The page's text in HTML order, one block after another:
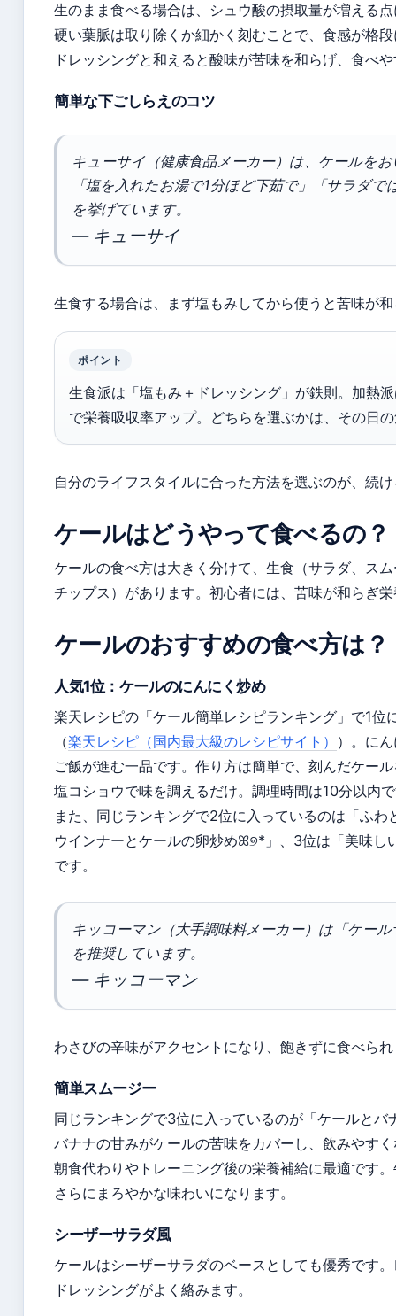
生のまま食べる場合は、シュウ酸の摂取量が増える
硬い葉脈は取り除くか細かく刻むことで、食感が格
ドレッシングと和えると酸味が苦味を和らげ、食べ
簡単な下ごしらえのコツ
キューサイ（健康食品メーカー）は、ケールを
「塩を入れたお湯で1分ほど下茹で」「サラダ
を挙げています。
— キューサイ
生食する場合は、まず塩もみしてから使うと苦味が
ポイント
生食派は「塩もみ＋ドレッシング」が鉄則。加熱
で栄養吸収率アップ。どちらを選ぶかは、その日
自分のライフスタイルに合った方法を選ぶのが、続
ケールはどうやって食べるの？
ケールの食べ方は大きく分けて、生食（サラダ、ス
チップス）があります。初心者には、苦味が和らぎ
ケールのおすすめの食べ方は？
人気1位：ケールのにんにく炒め
楽天レシピの「ケール簡単レシピランキング」で1
（楽天レシピ（国内最大級のレシピサイト） ）。に
ご飯が進む一品です。作り方は簡単で、刻んだケー
塩コショウで味を調えるだけ。調理時間は10分以内
また、同じランキングで2位に入っているのは「ふ
ウインナーとケールの卵炒めꕤ୭*」、3位は「美味
です。
キッコーマン（大手調味料メーカー）は「ケー
を推奨しています。
— キッコーマン
わさびの辛味がアクセントになり、飽きずに食べら
簡単スムージー
同じランキングで3位に入っているのが「ケールとバ
バナナの甘みがケールの苦味をカバーし、飲みやす
朝食代わりやトレーニング後の栄養補給に最適です
さらにまろやかな味わいになります。
シーザーサラダ風
ケールはシーザーサラダのベースとしても優秀です
ドレッシングがよく絡みます。